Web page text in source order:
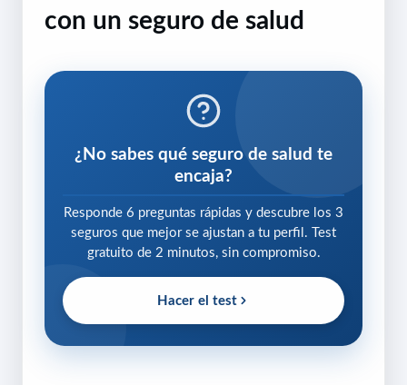
con un seguro de salud
¿No sabes qué seguro de salud te
encaja?
Responde 6 preguntas rápidas y descubre los 3
seguros que mejor se ajustan a tu perfil. Test
gratuito de 2 minutos, sin compromiso.
Hacer el test